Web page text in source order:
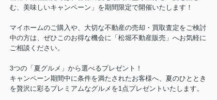
む、美味しいキャンペーン」を期間限定で開催いたします！
マイホームのご購入や、大切な不動産の売却・買取査定をご検討
中の方は、ぜひこのお得な機会に「松堀不動産販売 」へお気軽に
ご相談ください。
3つの「夏グルメ」から選べるプレゼント！
キャンペーン期間中に条件を満たされたお客様へ、夏のひととき
を贅沢に彩るプレミアムなグルメを1点プレゼントいたします。